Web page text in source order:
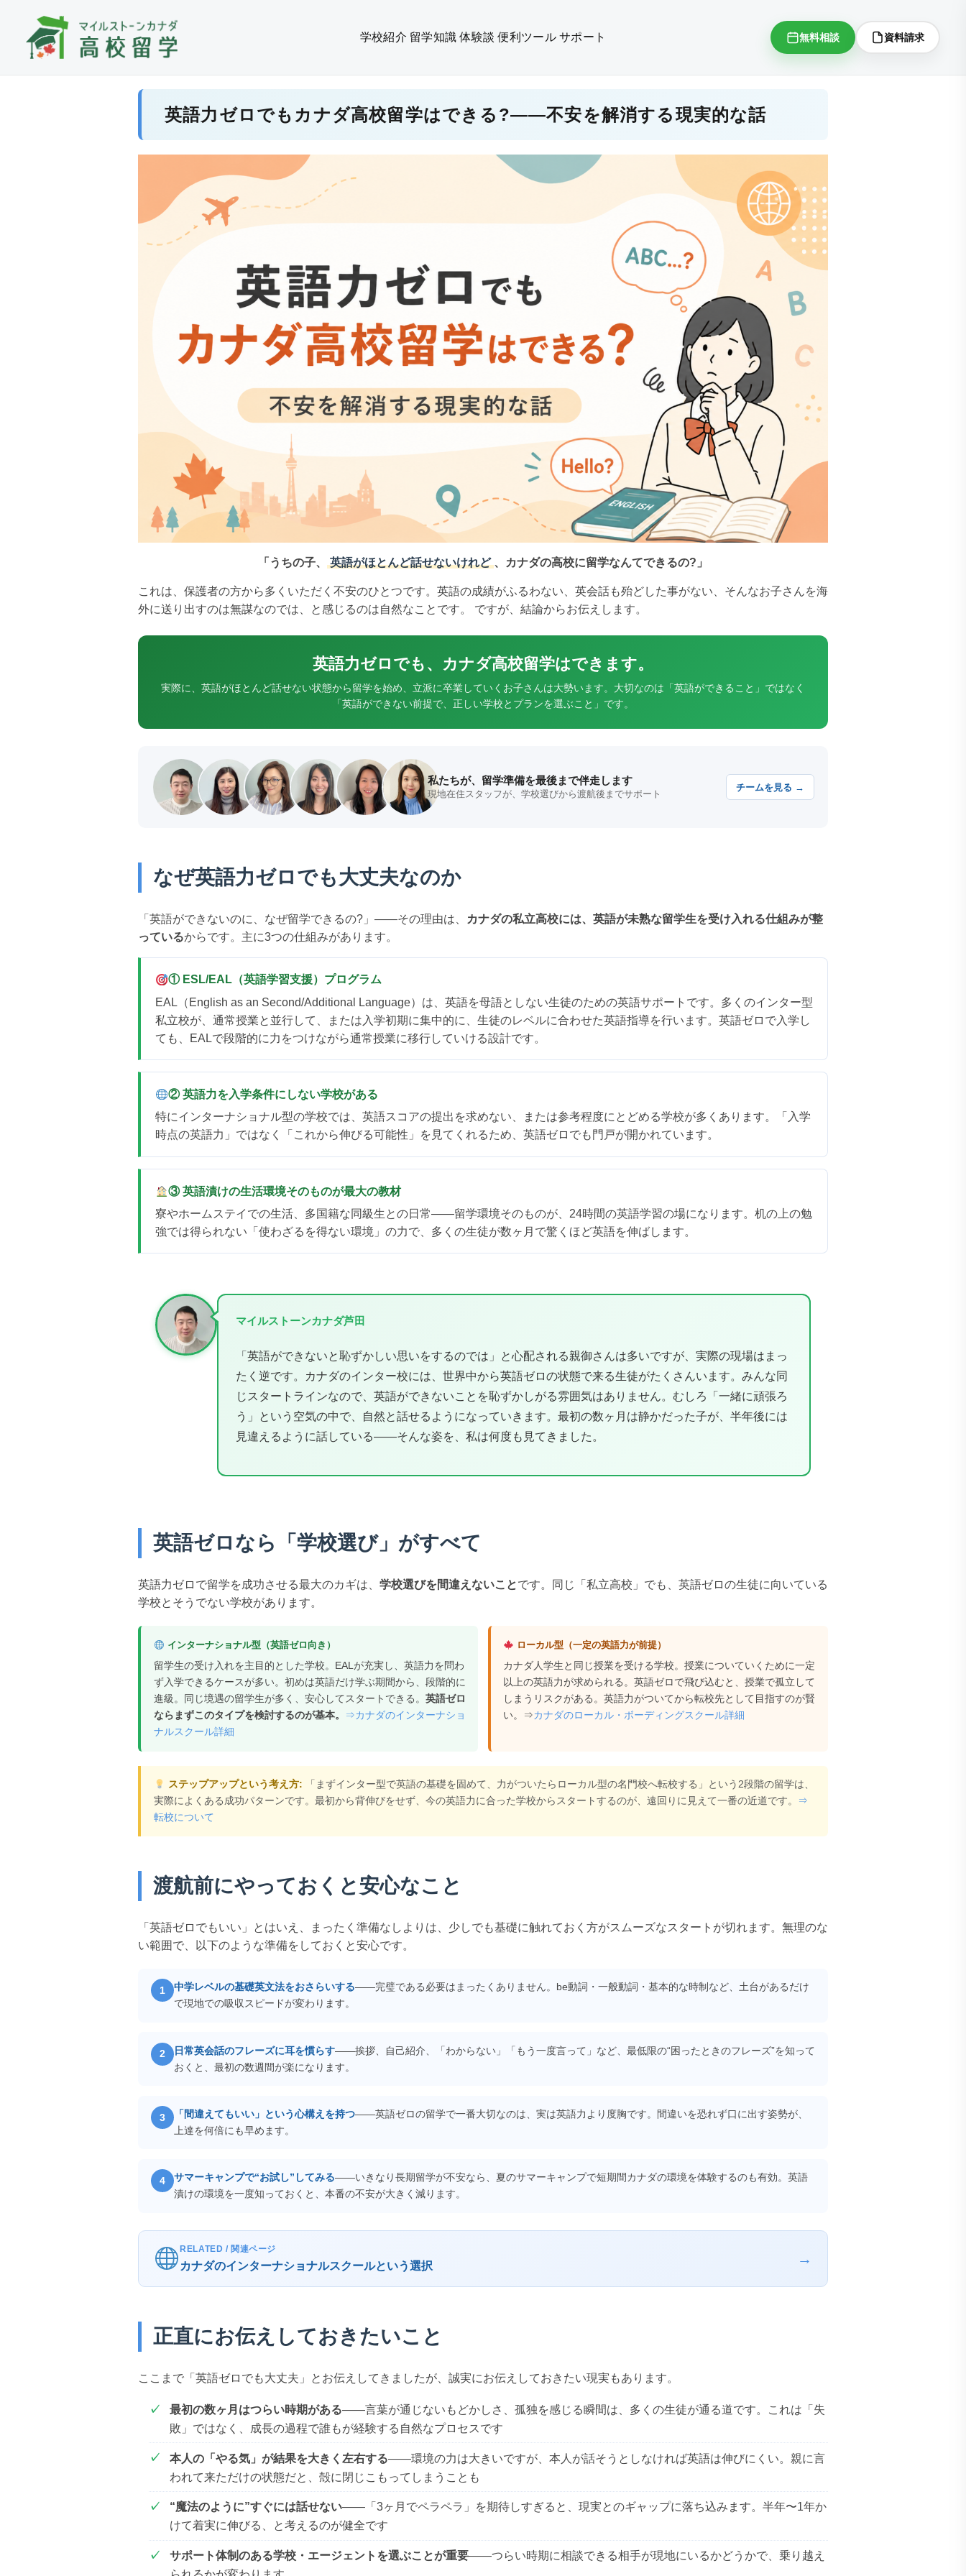
学校紹介 留学知識 体験談 便利ツール サポート 無料相談 資料請求
英語力ゼロでもカナダ高校留学はできる?――不安を解消する現実的な話
「うちの子、 英語がほとんど話せないけれど 、カナダの高校に留学なんてできるの?」
これは、保護者の方から多くいただく不安のひとつです。英語の成績がふるわない、英会話も殆どした事がない、そんなお子さんを海
外に送り出すのは無謀なのでは、と感じるのは自然なことです。 ですが、結論からお伝えします。
英語力ゼロでも、カナダ高校留学はできます。
実際に、英語がほとんど話せない状態から留学を始め、立派に卒業していくお子さんは大勢います。大切なのは「英語ができること」ではなく
「英語ができない前提で、正しい学校とプランを選ぶこと」です。
私たちが、留学準備を最後まで伴走します
現地在住スタッフが、学校選びから渡航後までサポート
チームを見る →
なぜ英語力ゼロでも大丈夫なのか
「英語ができないのに、なぜ留学できるの?」——その理由は、
カナダの私立高校には、英語が未熟な留学生を受け入れる仕組みが整
っているからです。主に3つの仕組みがあります。
① ESL/EAL（英語学習支援）プログラム
EAL（English as an Second/Additional Language）は、英語を母語としない生徒のための英語サポートです。多くのインター型
私立校が、通常授業と並行して、または入学初期に集中的に、生徒のレベルに合わせた英語指導を行います。英語ゼロで入学し
ても、EALで段階的に力をつけながら通常授業に移行していける設計です。
② 英語力を入学条件にしない学校がある
特にインターナショナル型の学校では、英語スコアの提出を求めない、または参考程度にとどめる学校が多くあります。「入学
時点の英語力」ではなく「これから伸びる可能性」を見てくれるため、英語ゼロでも門戸が開かれています。
③ 英語漬けの生活環境そのものが最大の教材
寮やホームステイでの生活、多国籍な同級生との日常——留学環境そのものが、24時間の英語学習の場になります。机の上の勉
強では得られない「使わざるを得ない環境」の力で、多くの生徒が数ヶ月で驚くほど英語を伸ばします。
マイルストーンカナダ芦田
「英語ができないと恥ずかしい思いをするのでは」と心配される親御さんは多いですが、実際の現場はまっ
たく逆です。カナダのインター校には、世界中から英語ゼロの状態で来る生徒がたくさんいます。みんな同
じスタートラインなので、英語ができないことを恥ずかしがる雰囲気はありません。むしろ「一緒に頑張ろ
う」という空気の中で、自然と話せるようになっていきます。最初の数ヶ月は静かだった子が、半年後には
見違えるように話している——そんな姿を、私は何度も見てきました。
英語ゼロなら「学校選び」がすべて
英語力ゼロで留学を成功させる最大のカギは、 学校選びを間違えないことです。同じ「私立高校」でも、英語ゼロの生徒に向いている
学校とそうでない学校があります。
インターナショナル型（英語ゼロ向き）
留学生の受け入れを主目的とした学校。EALが充実し、英語力を問わ
ず入学できるケースが多い。初めは英語だけ学ぶ期間から、段階的に
進級。同じ境遇の留学生が多く、安心してスタートできる。 英語ゼロ
ならまずこのタイプを検討するのが基本。
⇒カナダのインターナショ
ナルスクール詳細
ローカル型（一定の英語力が前提）
カナダ人学生と同じ授業を受ける学校。授業についていくために一定
以上の英語力が求められる。英語ゼロで飛び込むと、授業で孤立して
しまうリスクがある。英語力がついてから転校先として目指すのが賢
い。⇒カナダのローカル・ボーディングスクール詳細
ステップアップという考え方: 「まずインター型で英語の基礎を固めて、力がついたらローカル型の名門校へ転校する」という2段階の留学は、
実際によくある成功パターンです。最初から背伸びをせず、今の英語力に合った学校からスタートするのが、遠回りに見えて一番の近道です。
⇒
転校について
渡航前にやっておくと安心なこと
「英語ゼロでもいい」とはいえ、まったく準備なしよりは、少しでも基礎に触れておく方がスムーズなスタートが切れます。無理のな
い範囲で、以下のような準備をしておくと安心です。
中学レベルの基礎英文法をおさらいする――完璧である必要はまったくありません。be動詞・一般動詞・基本的な時制など、土台があるだけ
で現地での吸収スピードが変わります。
日常英会話のフレーズに耳を慣らす――挨拶、自己紹介、「わからない」「もう一度言って」など、最低限の“困ったときのフレーズ”を知って
おくと、最初の数週間が楽になります。
「間違えてもいい」という心構えを持つ――英語ゼロの留学で一番大切なのは、実は英語力より度胸です。間違いを恐れず口に出す姿勢が、
上達を何倍にも早めます。
サマーキャンプで“お試し”してみる――いきなり長期留学が不安なら、夏のサマーキャンプで短期間カナダの環境を体験するのも有効。英語
漬けの環境を一度知っておくと、本番の不安が大きく減ります。
RELATED / 関連ページ
カナダのインターナショナルスクールという選択 →
正直にお伝えしておきたいこと
ここまで「英語ゼロでも大丈夫」とお伝えしてきましたが、誠実にお伝えしておきたい現実もあります。
最初の数ヶ月はつらい時期がある――言葉が通じないもどかしさ、孤独を感じる瞬間は、多くの生徒が通る道です。これは「失
敗」ではなく、成長の過程で誰もが経験する自然なプロセスです
本人の「やる気」が結果を大きく左右する――環境の力は大きいですが、本人が話そうとしなければ英語は伸びにくい。親に言
われて来ただけの状態だと、殻に閉じこもってしまうことも
“魔法のように”すぐには話せない――「3ヶ月でペラペラ」を期待しすぎると、現実とのギャップに落ち込みます。半年〜1年か
けて着実に伸びる、と考えるのが健全です
サポート体制のある学校・エージェントを選ぶことが重要――つらい時期に相談できる相手が現地にいるかどうかで、乗り越え